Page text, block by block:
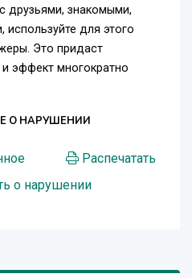
с друзьями, знакомыми,
используйте для этого
Это придаст
эффект многократно
О НАРУШЕНИИ
Распечатать
о нарушении